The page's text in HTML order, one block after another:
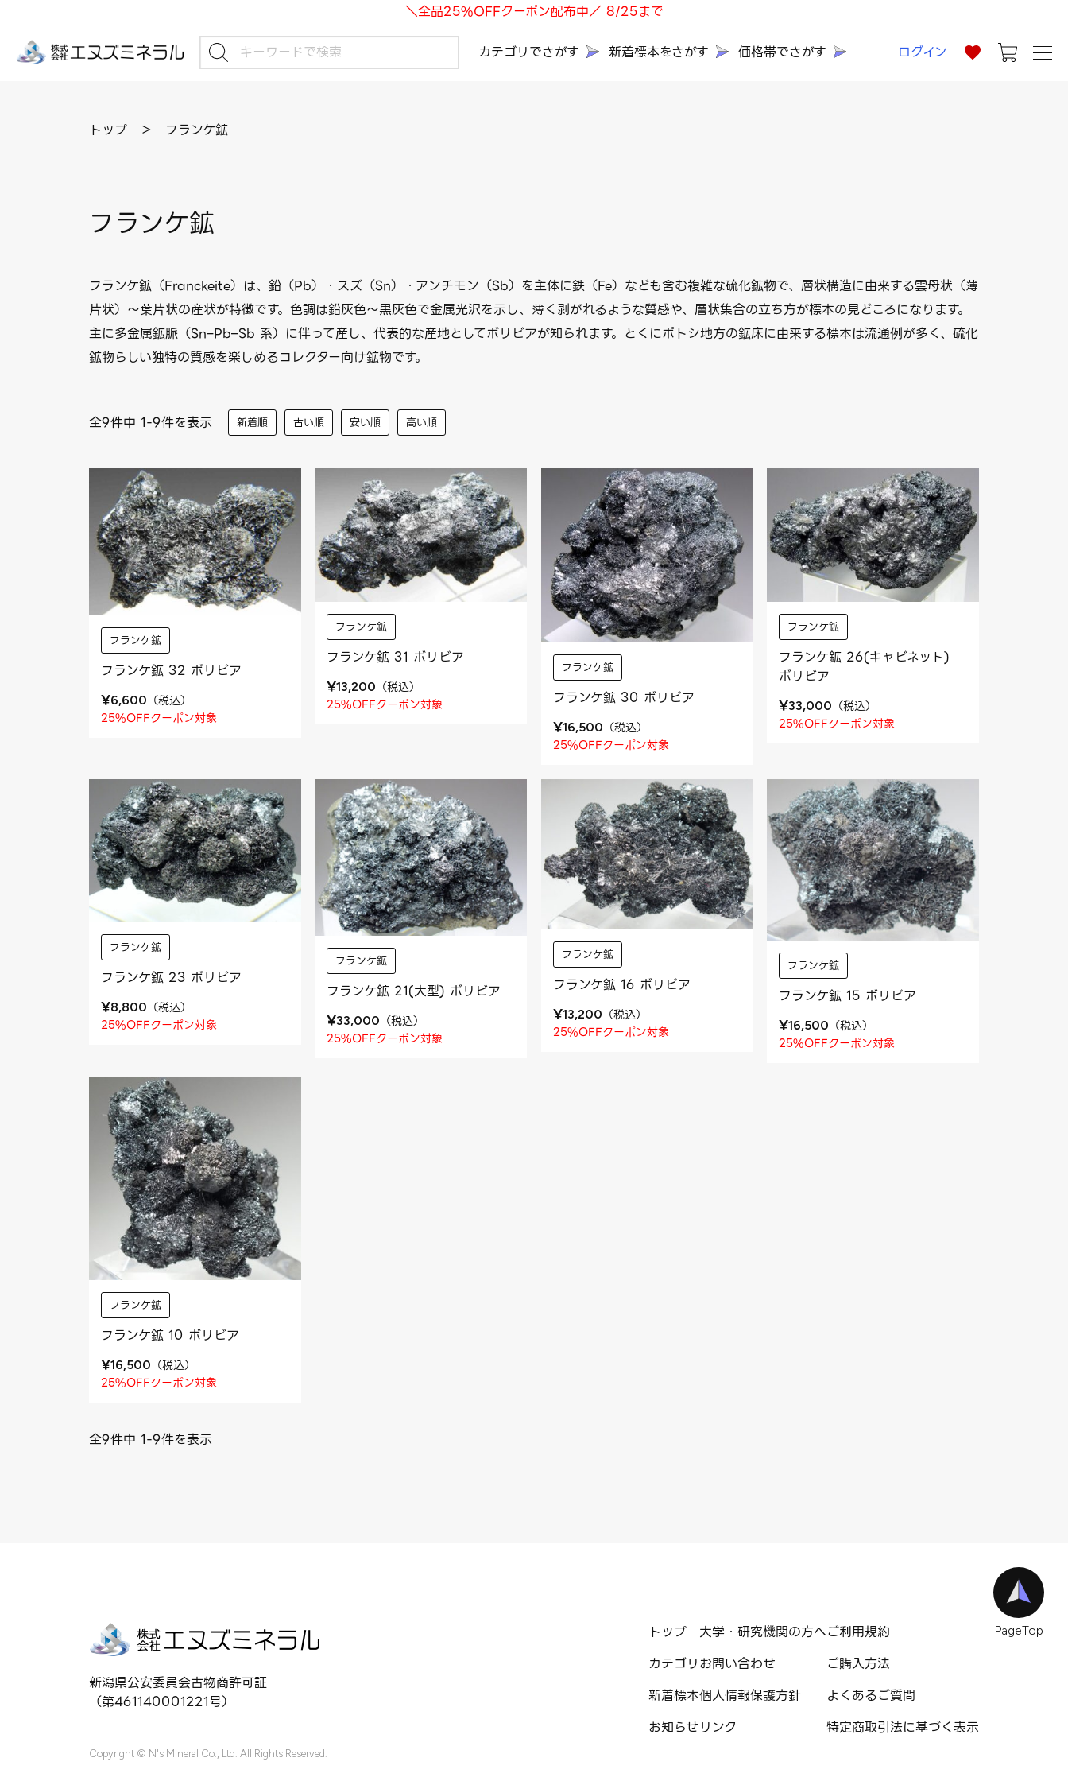
＼全品25%OFFクーポン配布中／ 8/25まで
カテゴリでさがす 新着標本をさがす 価格帯でさがす ログイン
トップ ＞ フランケ鉱
フランケ鉱
フランケ鉱（Franckeite）は、鉛（Pb）・スズ（Sn）・アンチモン（Sb）を主体に鉄（Fe）なども含む複雑な硫化鉱物で、層状構造に由来する雲母状（薄
片状）〜葉片状の産状が特徴です。色調は鉛灰色〜黒灰色で金属光沢を示し、薄く剥がれるような質感や、層状集合の立ち方が標本の見どころになります。
主に多金属鉱脈（Sn–Pb–Sb 系）に伴って産し、代表的な産地としてボリビアが知られます。とくにポトシ地方の鉱床に由来する標本は流通例が多く、硫化
鉱物らしい独特の質感を楽しめるコレクター向け鉱物です。
全9件中 1-9件を表示 新着順 古い順 安い順 高い順
フランケ鉱
フランケ鉱 32 ボリビア
¥6,600 （税込）
25%OFFクーポン対象
フランケ鉱
フランケ鉱 31 ボリビア
¥13,200 （税込）
25%OFFクーポン対象
フランケ鉱
フランケ鉱 30 ボリビア
¥16,500 （税込）
25%OFFクーポン対象
フランケ鉱
フランケ鉱 26(キャビネット)
ボリビア
¥33,000 （税込）
25%OFFクーポン対象
フランケ鉱
フランケ鉱 23 ボリビア
¥8,800 （税込）
25%OFFクーポン対象
フランケ鉱
フランケ鉱 21(大型) ボリビア
¥33,000 （税込）
25%OFFクーポン対象
フランケ鉱
フランケ鉱 16 ボリビア
¥13,200 （税込）
25%OFFクーポン対象
フランケ鉱
フランケ鉱 15 ボリビア
¥16,500 （税込）
25%OFFクーポン対象
フランケ鉱
フランケ鉱 10 ボリビア
¥16,500 （税込）
25%OFFクーポン対象
全9件中 1-9件を表示
PageTop
新潟県公安委員会古物商許可証
（第461140001221号）
Copyright © N's Mineral Co., Ltd. All Rights Reserved.
トップ
カテゴリ
新着標本
お知らせ
大学・研究機関の方へ
お問い合わせ
個人情報保護方針
リンク
ご利用規約
ご購入方法
よくあるご質問
特定商取引法に基づく表示